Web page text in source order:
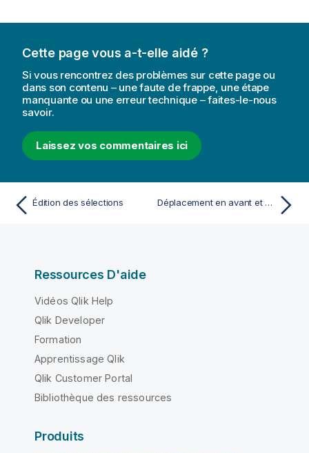
r
a
t
i
o
s
Cette page vous a-t-elle aidé ?
Si vous rencontrez des problèmes sur cette page ou
dans son contenu – une faute de frappe, une étape
manquante ou une erreur technique – faites-le-nous
savoir.
Laissez vos commentaires ici
Édition des sélections Déplacement en avant et en arrière dans les sélections
Ressources D'aide
Vidéos Qlik Help
Qlik Developer
Formation
Apprentissage Qlik
Qlik Customer Portal
Bibliothèque des ressources
Produits